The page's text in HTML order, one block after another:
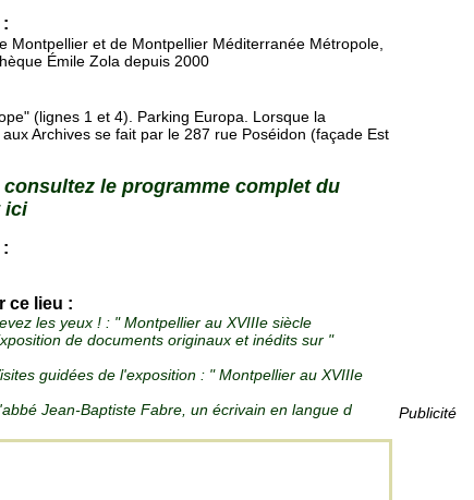
Publicité
Montpellier et de Montpellier Méditerranée Métropole,
Émile Zola depuis 2000
(lignes 1 et 4). Parking Europa. Lorsque la
Archives se fait par le 287 rue Poséidon (façade Est
le programme complet du
ici
ce lieu :
les yeux ! : " Montpellier au XVIIIe siècle
de documents originaux et inédits sur "
guidées de l'exposition : " Montpellier au XVIIIe
Jean-Baptiste Fabre, un écrivain en langue d